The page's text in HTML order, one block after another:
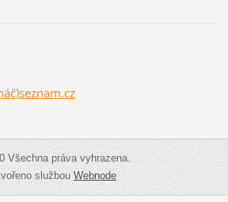
Všechna práva vyhrazena.
službouWebnode